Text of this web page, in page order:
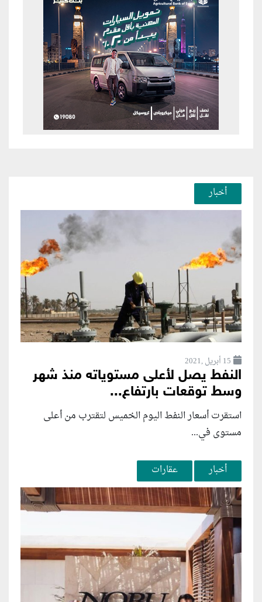
أخبار
15 أبريل ,2021
النفط يصل لأعلى مستوياته منذ شهر
وسط توقعات بارتفاع...
استقرت أسعار النفط اليوم الخميس لتقترب من أعلى
مستوى في...
أخبار عقارات